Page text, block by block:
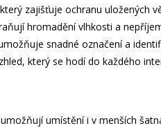
zajišťuje ochranu uložených
hromadění vlhkosti a
snadné označení a
který se hodí do každého
umístění i v menších